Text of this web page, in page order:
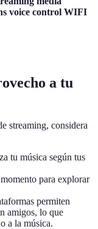
voice control WIFI
a tu
streaming, considera
tu música según tus
para explorar
permiten
amigos, lo que
a la música.